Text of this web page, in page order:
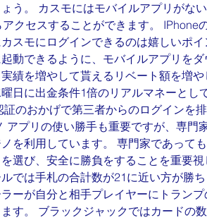
う。 カスモにはモバイルアプリがな
クセスすることができます。 IPhone
スモにログインできるのは嬉しいポ
動できるように、モバイルアプリを
績を増やして貰えるリベート額を増
曜日に出金条件1倍のリアルマネーとし
証のおかげで第三者からのログインを
アプリの使い勝手も重要ですが、専門
を利用しています。 専門家であって
選び、安全に勝負をすることを重要
では手札の合計数が21に近い方が勝ち
ーが自分と相手プレイヤーにトラン
す。 ブラックジャックではカードの